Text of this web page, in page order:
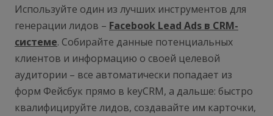
Используйте один из лучших инструментов для
генерации лидов – Facebook Lead Ads в CRM-
системе. Собирайте данные потенциальных
клиентов и информацию о своей целевой
аудитории – все автоматически попадает из
форм Фейсбук прямо в keyCRM, а дальше: быстро
квалифицируйте лидов, создавайте им карточки,